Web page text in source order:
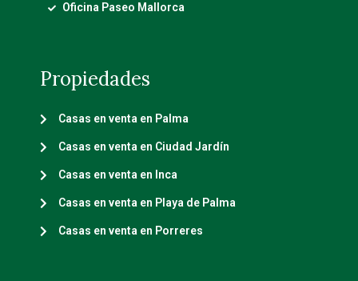
Oficina Paseo Mallorca
Propiedades
Casas en venta en Palma
Casas en venta en Ciudad Jardín
Casas en venta en Inca
Casas en venta en Playa de Palma
Casas en venta en Porreres